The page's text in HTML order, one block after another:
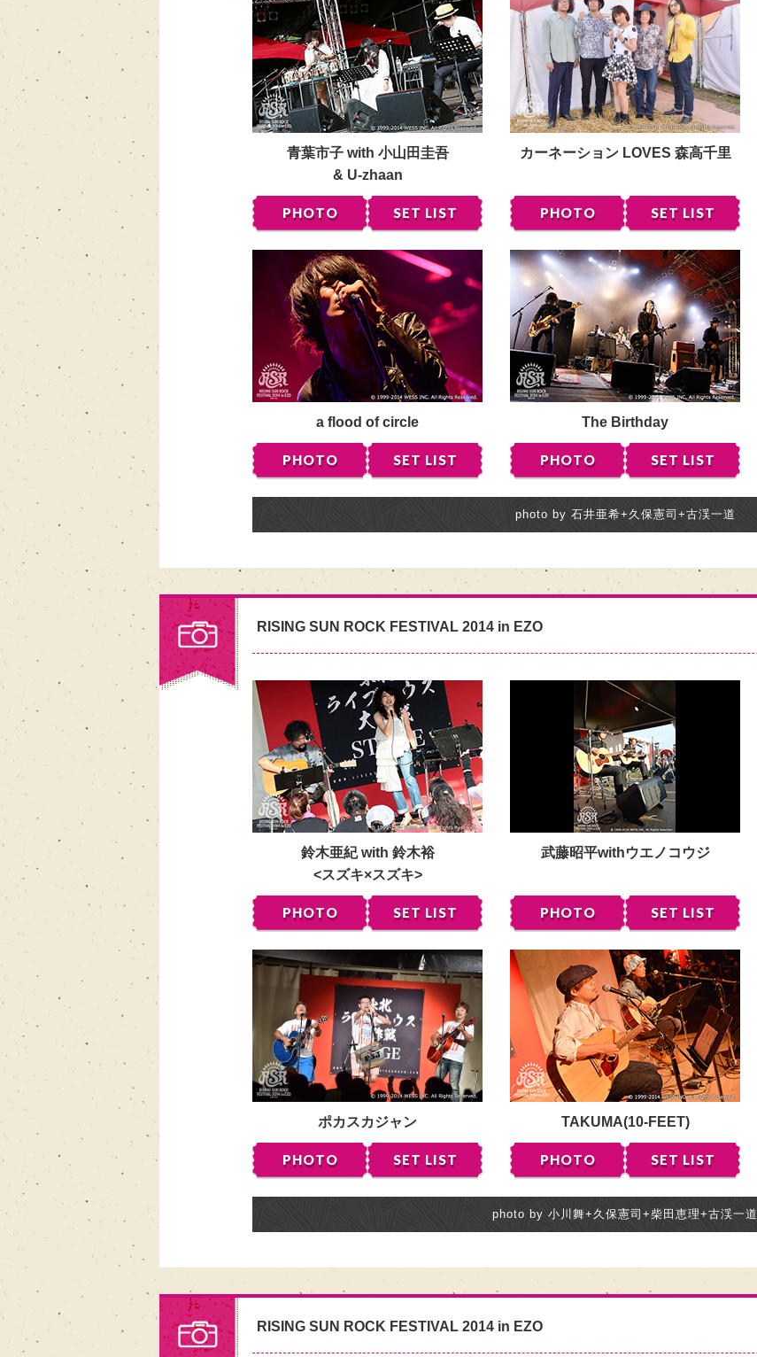
青葉市子 with 小山田圭吾
& U-zhaan
PHOTO SET LIST
カーネーション LOVES 森高千里
PHOTO SET LIST
a flood of circle
PHOTO SET LIST
The Birthday
PHOTO SET LIST
photo by 石井亜希+久保憲司+古渓一道
RISING SUN ROCK FESTIVAL 2014 in EZO
鈴木亜紀 with 鈴木裕
<スズキ×スズキ>
PHOTO SET LIST
武藤昭平withウエノコウジ
PHOTO SET LIST
ポカスカジャン
PHOTO SET LIST
TAKUMA(10-FEET)
PHOTO SET LIST
photo by 小川舞+久保憲司+柴田恵理+古渓一道
RISING SUN ROCK FESTIVAL 2014 in EZO